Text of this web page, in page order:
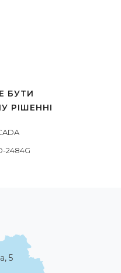
БУТИ
РІШЕННІ
2484G
5